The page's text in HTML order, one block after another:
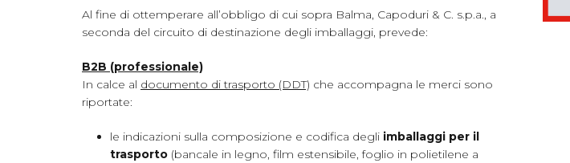
Al fine di ottemperare all’obbligo di cui sopra Balma, Capoduri & C. s.p.a., a
seconda del circuito di destinazione degli imballaggi, prevede:
B2B (professionale)
In calce al documento di trasporto (DDT) che accompagna le merci sono
riportate:
le indicazioni sulla composizione e codifica degli imballaggi per il
trasporto (bancale in legno, film estensibile, foglio in polietilene a